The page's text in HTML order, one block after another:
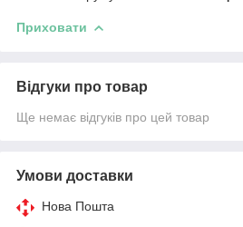
Приховати
Відгуки про товар
Ще немає відгуків про цей товар
Умови доставки
Нова Пошта